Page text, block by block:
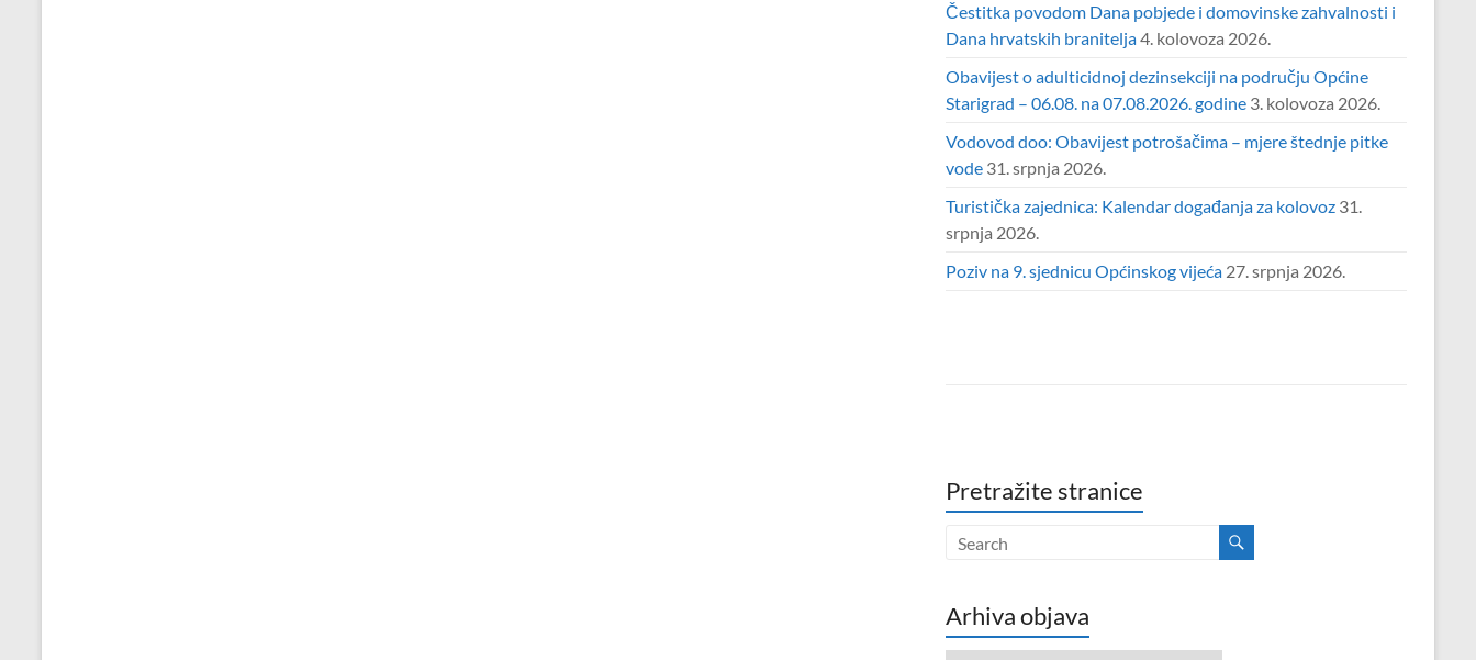
Čestitka povodom Dana pobjede i domovinske zahvalnosti i
Dana hrvatskih branitelja4. kolovoza 2026.
Obavijest o adulticidnoj dezinsekciji na području Općine
Starigrad – 06.08. na 07.08.2026. godine 3. kolovoza 2026.
Vodovod doo: Obavijest potrošačima – mjere štednje pitke
vode 31. srpnja 2026.
Turistička zajednica: Kalendar događanja za kolovoz 31.
srpnja 2026.
Poziv na 9. sjednicu Općinskog vijeća 27. srpnja 2026.
Pretražite stranice
Arhiva objava